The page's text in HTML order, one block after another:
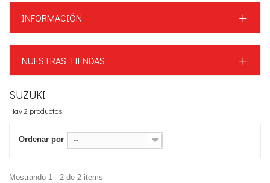
INFORMACIÓN
NUESTRAS TIENDAS
SUZUKI
Hay 2 productos.
Ordenar por --
Mostrando 1 - 2 de 2 items